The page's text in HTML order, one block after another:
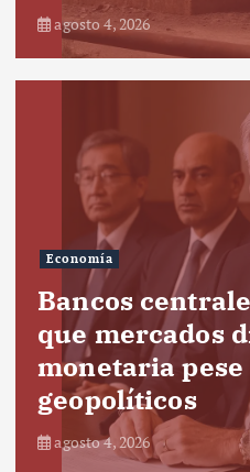
agosto 4, 2026
Economía
Bancos
que mercados
monetaria pese
geopolíticos
agosto 4, 2026